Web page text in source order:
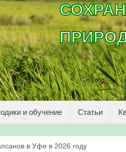
и обучение Статьи
в Уфе в 2026 году